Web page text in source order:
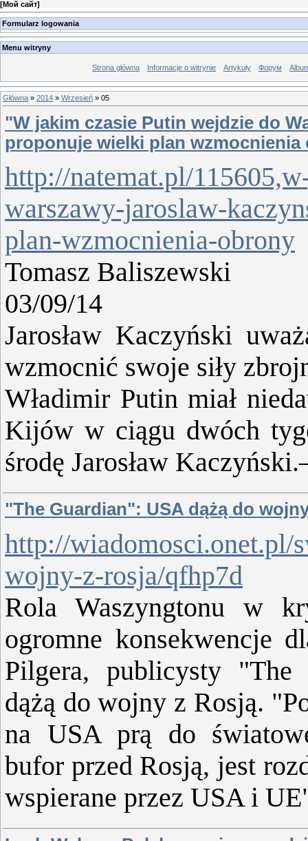
[Мой сайт]
Formularz logowania
Menu witryny
Strona główna Informacje o witrynie Artykuły Форум
Główna » 2014 » Wrzesień » 05
"W jakim czasie Putin wejdzie do
proponuje wielki plan wzmocnienia
http://natemat.pl/
warszawy-jaroslaw-
plan-wzmocnienia-obrony
Tomasz Baliszewski
03/09/14
Jarosław Kaczyński
wzmocnić swoje siły
Władimir Putin miał
Kijów w ciągu dwóch
środę Jarosław
"The Guardian": USA dążą do
http://wiadomosci.onet.pl/
wojny-z-rosja/qfhp7d
Rola Wa­szyng­to­nu w
ogrom­ne kon­se­kwen­cje
Pil­ge­ra, pu­bli­cy­sty "The
dążą do wojny z Rosją.
na USA prą do
bufor przed Rosją, jest
wspie­ra­ne przez USA i